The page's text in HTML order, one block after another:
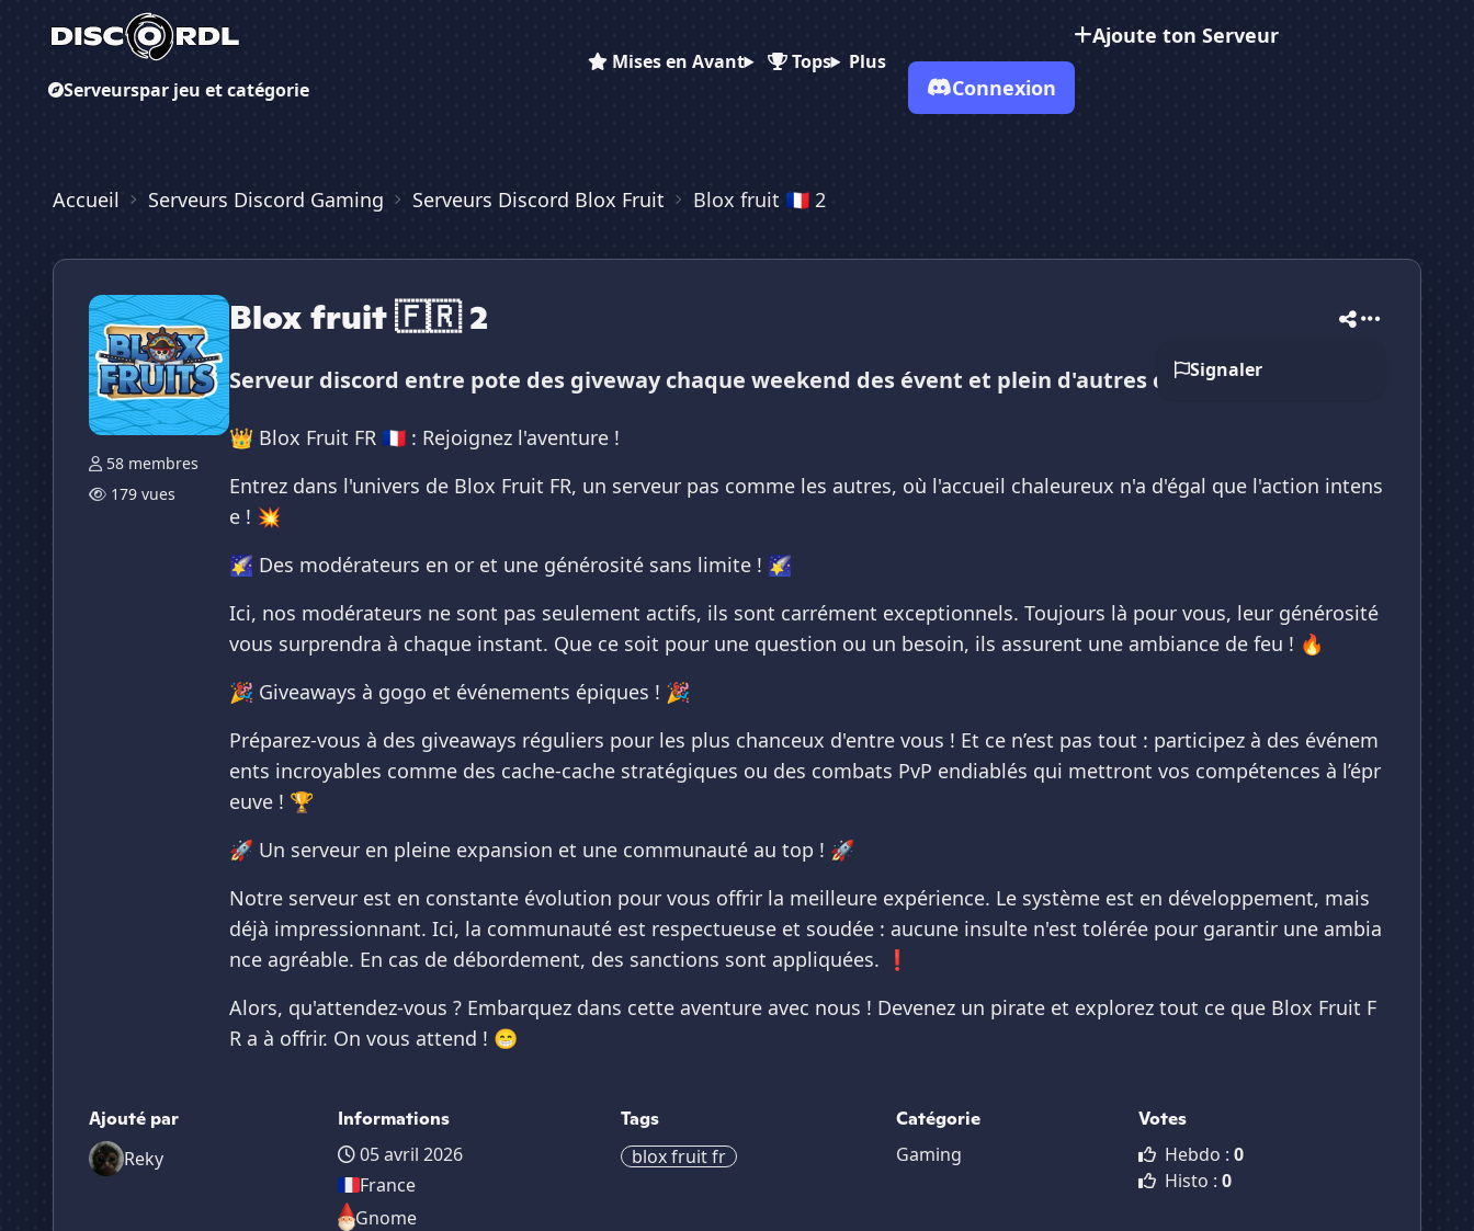
Serveurspar jeu et catégorie
Mises en Avant Tops Plus
Ajoute ton Serveur
Connexion
Accueil Serveurs Discord Gaming Serveurs Discord Blox Fruit Blox fruit 🇫🇷 2
58 membres
179 vues
Blox fruit 🇫🇷 2
Signaler
Serveur discord entre pote des giveway chaque weekend des évent et plein d'autres choses
👑 Blox Fruit FR 🇫🇷 : Rejoignez l'aventure !
Entrez dans l'univers de Blox Fruit FR, un serveur pas comme les autres, où l'accueil chaleureux n'a d'égal que l'action intens
e ! 💥
🌠 Des modérateurs en or et une générosité sans limite ! 🌠
Ici, nos modérateurs ne sont pas seulement actifs, ils sont carrément exceptionnels. Toujours là pour vous, leur générosité
vous surprendra à chaque instant. Que ce soit pour une question ou un besoin, ils assurent une ambiance de feu ! 🔥
🎉 Giveaways à gogo et événements épiques ! 🎉
Préparez-vous à des giveaways réguliers pour les plus chanceux d'entre vous ! Et ce n’est pas tout : participez à des événem
ents incroyables comme des cache-cache stratégiques ou des combats PvP endiablés qui mettront vos compétences à l’épr
euve ! 🏆
🚀 Un serveur en pleine expansion et une communauté au top ! 🚀
Notre serveur est en constante évolution pour vous offrir la meilleure expérience. Le système est en développement, mais
déjà impressionnant. Ici, la communauté est respectueuse et soudée : aucune insulte n'est tolérée pour garantir une ambia
nce agréable. En cas de débordement, des sanctions sont appliquées. ❗
Alors, qu'attendez-vous ? Embarquez dans cette aventure avec nous ! Devenez un pirate et explorez tout ce que Blox Fruit F
R a à offrir. On vous attend ! 😁
Ajouté par
Reky
Informations
05 avril 2026
France
Gnome
Tags
blox fruit fr
Catégorie
Gaming
Votes
Hebdo :0
Histo :0
Es-tu sûr de vouloir supprimer ton avis de ce serveur ?